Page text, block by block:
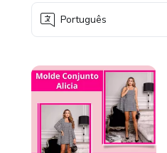
Português